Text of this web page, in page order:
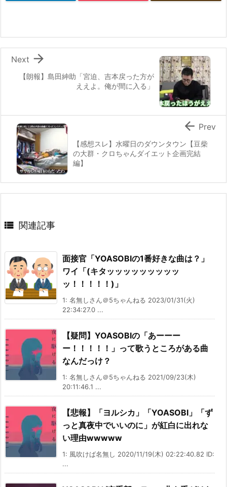
【朗報】島田紳助「宮迫、吉本戻った方が
ええよ。俺が間に入る」

Next
【感想スレ】水曜日のダウンタウン【豆柴
の大群・クロちゃんダイエット企画完結
編】
 Prev
 関連記事
面接官「YOASOBIの1番好きな曲は？」
ワイ「(キタッッッッッッッッッ
ッ！！！！！)」
1: 名無しさん＠5ちゃんねる 2023/01/31(火)
22:34:27.0 ...
【疑問】YOASOBIの「あーーー
ー！！！！！」って歌うところがある曲
なんだっけ？
1: 名無しさん＠5ちゃんねる 2021/09/23(木)
20:11:46.1 ...
【悲報】「ヨルシカ」「YOASOBI」「ず
っと真夜中でいいのに」が紅白に出れな
い理由wwwww
1: 風吹けば名無し 2020/11/19(木) 02:22:40.82 ID:
...